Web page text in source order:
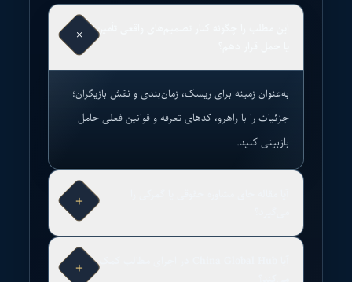
این مطلب را چگونه کنار تصمیم‌های واقعی تأمین
×
به‌عنوان زمینه برای ریسک، زمان‌بندی و نقش بازیگران؛
جزئیات را با راهرو، کدهای تعرفه و قوانین فعلی حامل
بازبینی کنید.
+
آیا China Global Hub در اجرای مطالب کمک
+